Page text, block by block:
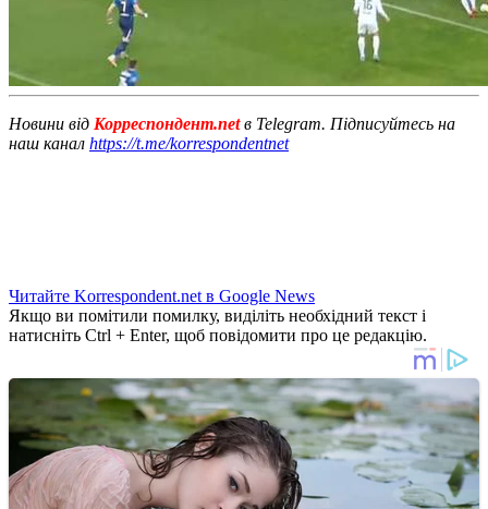
Новини від Корреспондент.netв Telegram. Підписуйтесь на
наш канал https://t.me/korrespondentnet
Читайте Korrespondent.net в Google News
Якщо ви помітили помилку, виділіть необхідний текст і
натисніть Ctrl + Enter, щоб повідомити про це редакцію.